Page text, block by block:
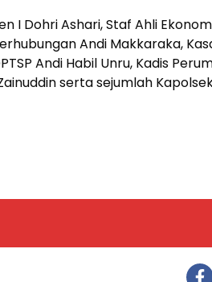
I Dohri Ashari, Staf Ahli
Andi Makkaraka,
Andi Habil Unru, Kadis
serta sejumlah